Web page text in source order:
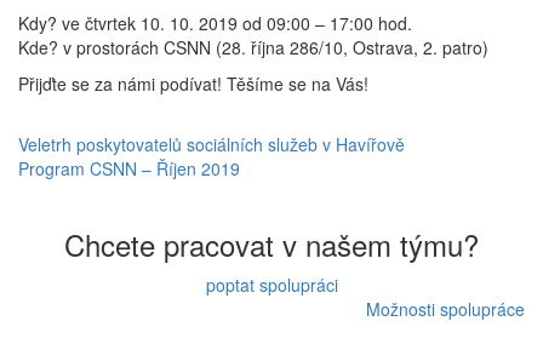
Kdy? ve čtvrtek 10. 10. 2019 od 09:00 – 17:00 hod.
Kde? v prostorách CSNN (28. října 286/10, Ostrava, 2. patro)
Přijďte se za námi podívat! Těšíme se na Vás!
Navigace
pro
příspěvek
Veletrh poskytovatelů sociálních služeb v Havířově
Program CSNN – Říjen 2019
Chcete pracovat v našem týmu?
poptat spolupráci
Možnosti spolupráce